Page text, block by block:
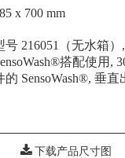
x 700 mm
号 216051（无水箱
搭配使用,
的 SensoWash®, 垂直
下载产品尺寸图